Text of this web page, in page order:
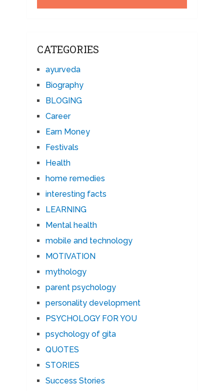
CATEGORIES
ayurveda
Biography
BLOGING
Career
Earn Money
Festivals
Health
home remedies
interesting facts
LEARNING
Mental health
mobile and technology
MOTIVATION
mythology
parent psychology
personality development
PSYCHOLOGY FOR YOU
psychology of gita
QUOTES
STORIES
Success Stories